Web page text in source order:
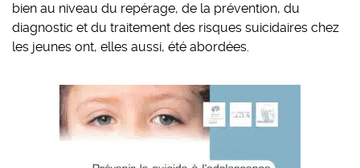
bien au niveau du repérage, de la prévention, du
diagnostic et du traitement des risques suicidaires chez
les jeunes ont, elles aussi, été abordées.